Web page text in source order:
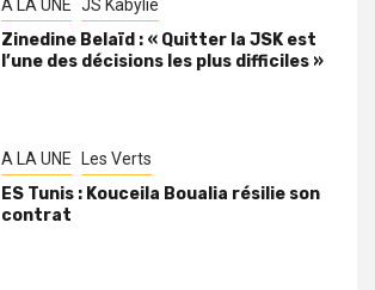
A LA UNE JS Kabylie
Zinedine Belaïd : « Quitter la JSK est
l’une des décisions les plus difficiles »
A LA UNE Les Verts
ES Tunis : Kouceila Boualia résilie son
contrat